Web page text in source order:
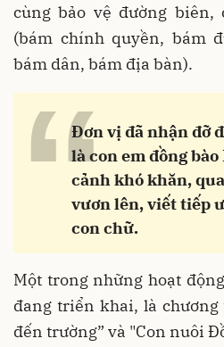
cùng bảo vệ đường biên,
(bám chính quyền, bám
bám dân, bám địa bàn).
“Đơn vị đã nhận đỡ
là con em đồng
cảnh khó khăn,
vươn lên, viết tiếp
con chữ.
Một trong những hoạt
đang triển khai, là
đến trường” và "Con nuôi